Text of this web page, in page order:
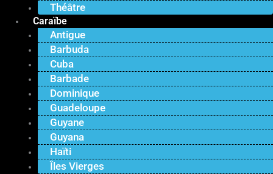
Théâtre
Caraïbe
Antigue
Barbuda
Cuba
Barbade
Dominique
Guadeloupe
Guyane
Guyana
Haïti
Îles Vierges